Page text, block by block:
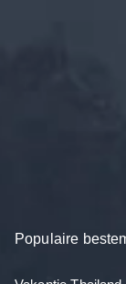
Populaire